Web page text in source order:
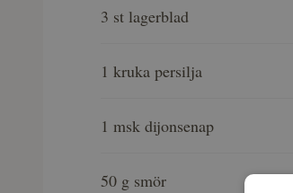
3 st lagerblad
1 kruka persilja
1 msk dijonsenap
50 g smör